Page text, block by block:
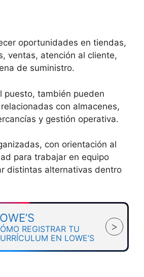
oportunidades en tiendas,
ventas, atención al cliente,
de suministro.
puesto, también pueden
con almacenes,
y gestión operativa.
con orientación al
para trabajar en equipo
distintas alternativas dentro
REGISTRAR TU
EN LOWE’S
>